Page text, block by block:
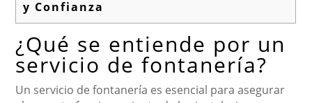
y Confianza
¿Qué se entiende por un
servicio de fontanería?
Un servicio de fontanería es esencial para asegurar